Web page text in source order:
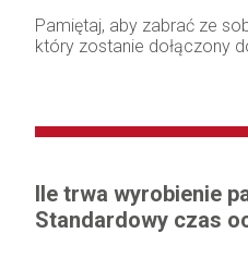
Pamiętaj, aby zabrać ze
który zostanie dołączony
Ile trwa wyrobienie
Standardowy czas